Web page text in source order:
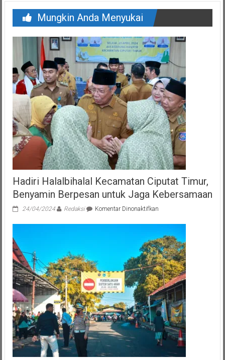
Mungkin Anda Menyukai
Hadiri Halalbihalal Kecamatan Ciputat Timur,
Benyamin Berpesan untuk Jaga Kebersamaan
24/04/2024 Redaksi Komentar Dinonaktifkanpada
Kecamatan
Ciputat
Timur,
Benyamin
Berpesan
untuk
Jaga
Kebersamaan